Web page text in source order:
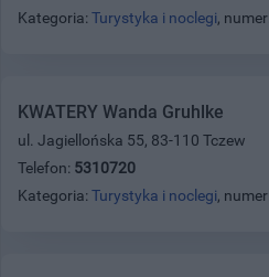
Kategoria: Turystyka i noclegi,
KWATERY Wanda Gruhlke
ul. Jagiellońska 55, 83-110 Tczew
Telefon: 5310720
Kategoria: Turystyka i noclegi,